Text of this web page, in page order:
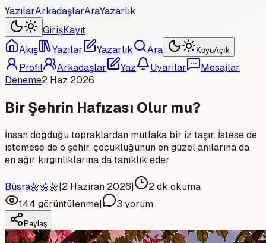
YazılarArkadaşlarAraYazarlık
GirişKayıt
Akış
Yazılar Yazarlık Ara KoyuAçık
Profil Arkadaşlar Yaz Uyarılar
Mesajlar
Deneme2 Haz 2026
Bir Şehrin Hafızası Olur mu?
İnsan doğduğu topraklardan mutlaka bir iz taşır. İstese de
istemese de o şehir, çocukluğunun en güzel anılarına da
en ağır kırgınlıklarına da tanıklık eder.
Büsra🌼🌼🌼|2 Haziran 2026| 2dk okuma
144 görüntülenme| 3 yorum
Paylaş